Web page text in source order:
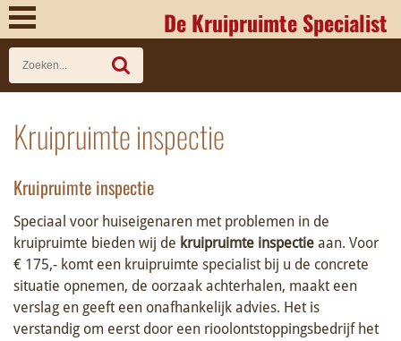
De Kruipruimte Specialist
Kruipruimte inspectie
Kruipruimte inspectie
Speciaal voor huiseigenaren met problemen in de
kruipruimte bieden wij de kruipruimte inspectie aan. Voor
€ 175,- komt een kruipruimte specialist bij u de concrete
situatie opnemen, de oorzaak achterhalen, maakt een
verslag en geeft een onafhankelijk advies. Het is
verstandig om eerst door een rioolontstoppingsbedrijf het